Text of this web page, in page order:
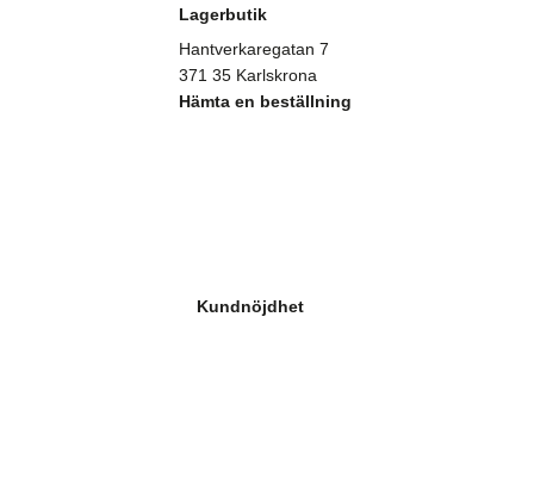
Lagerbutik
Hantverkaregatan 7
371 35 Karlskrona
Hämta en beställning
Kundnöjdhet